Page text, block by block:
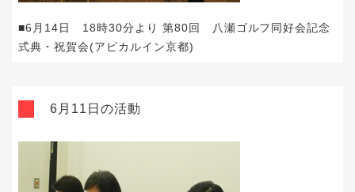
■6月14日 18時30分より 第80回 八瀬ゴルフ同好会記念
式典・祝賀会(アピカルイン京都)
6月11日の活動